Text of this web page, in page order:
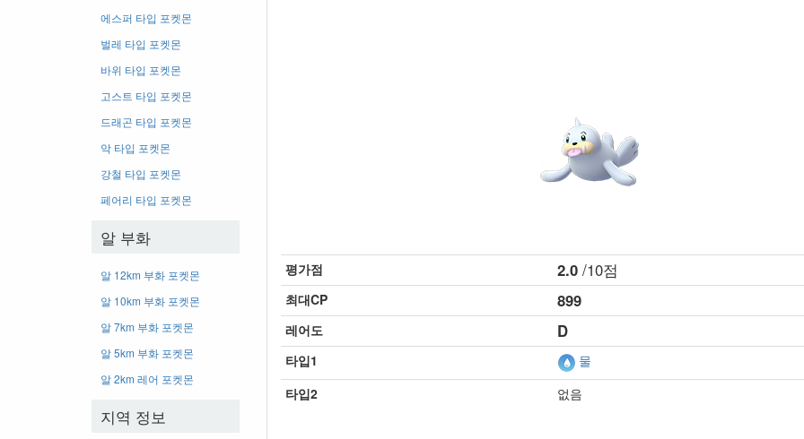
에스퍼 타입 포켓몬
벌레 타입 포켓몬
바위 타입 포켓몬
고스트 타입 포켓몬
드래곤 타입 포켓몬
악 타입 포켓몬
강철 타입 포켓몬
페어리 타입 포켓몬
알 부화
알 12km 부화 포켓몬
알 10km 부화 포켓몬
알 7km 부화 포켓몬
알 5km 부화 포켓몬
알 2km 레어 포켓몬
지역 정보
평가점 2.0 /10점
최대CP 899
레어도 D
타입1
물
타입2
없음